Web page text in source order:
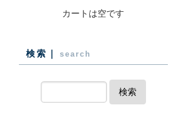
カートは空です
検索｜ search
検索